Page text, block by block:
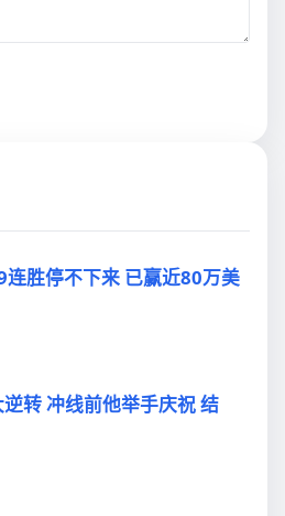
胜停不下来 已赢近80万美
转 冲线前他举手庆祝 结